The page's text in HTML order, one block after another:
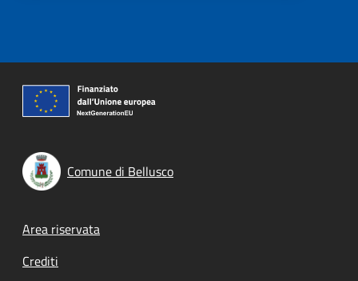
Comune di Bellusco
Footer menu
Area riservata
Crediti